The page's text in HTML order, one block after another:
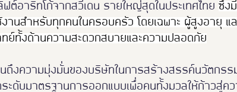
ต์อาริทโก้จากสวีเดน รายใหญ่สุดในประเทศไทย ซึ่ง
านสำหรับทุกคนในครอบครัว โดยเฉพาะ ผู้สูงอายุ แล
ทย์ทั้งด้านความสะดวกสบายและความปลอดภัย
ถึงความมุ่งมั่นของบริษัทในการสร้างสรรค์นวัตกรร
ดับมาตรฐานการออกแบบเพื่อคนทั้งมวลให้ก้าวสู่คว